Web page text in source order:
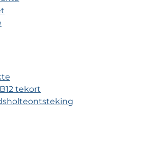
tekort